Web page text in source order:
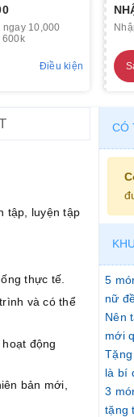
ngay 10,000
600k
Điều kiện
tập, luyện tập
thực tế.
và có thể
động
bản mới,
CÓ
5
nữ
Nên
mới
là bí
3
tặng